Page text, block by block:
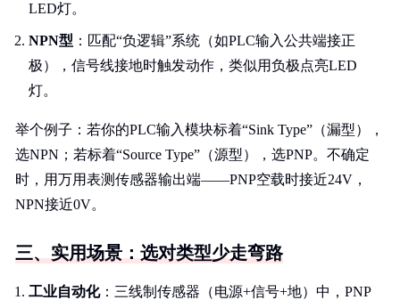
LED灯。
NPN型 ：匹配“负逻辑”系统（如PLC输入公共端接正
极），信号线接地时触发动作，类似用负极点亮LED
灯。
举个例子：若你的PLC输入模块标着“Sink Type”（漏型），
选NPN；若标着“Source Type”（源型），选PNP。不确定
时，用万用表测传感器输出端——PNP空载时接近24V，
NPN接近0V。
三、实用场景：选对类型少走弯路
工业自动化：三线制传感器（电源+信号+地）中，PNP